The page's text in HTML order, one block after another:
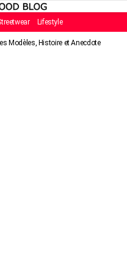
Lifestyle
Modèles, Histoire et Anecdote